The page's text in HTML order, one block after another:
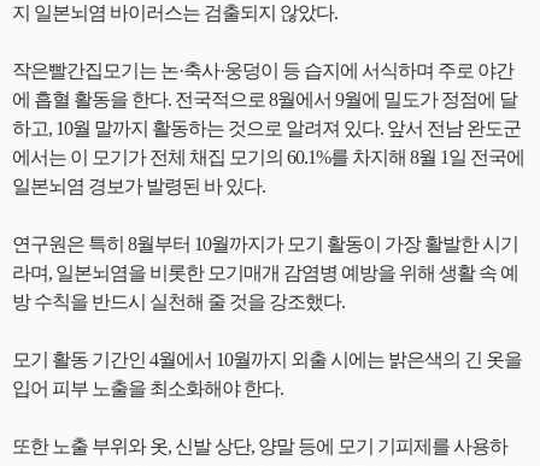
지 일본뇌염 바이러스는 검출되지 않았다.
작은빨간집모기는 논·축사·웅덩이 등 습지에 서식하며 주로 야간
에 흡혈 활동을 한다. 전국적으로 8월에서 9월에 밀도가 정점에 달
하고, 10월 말까지 활동하는 것으로 알려져 있다. 앞서 전남 완도군
에서는 이 모기가 전체 채집 모기의 60.1%를 차지해 8월 1일 전국에
일본뇌염 경보가 발령된 바 있다.
연구원은 특히 8월부터 10월까지가 모기 활동이 가장 활발한 시기
라며, 일본뇌염을 비롯한 모기매개 감염병 예방을 위해 생활 속 예
방 수칙을 반드시 실천해 줄 것을 강조했다.
모기 활동 기간인 4월에서 10월까지 외출 시에는 밝은색의 긴 옷을
입어 피부 노출을 최소화해야 한다.
또한 노출 부위와 옷, 신발 상단, 양말 등에 모기 기피제를 사용하